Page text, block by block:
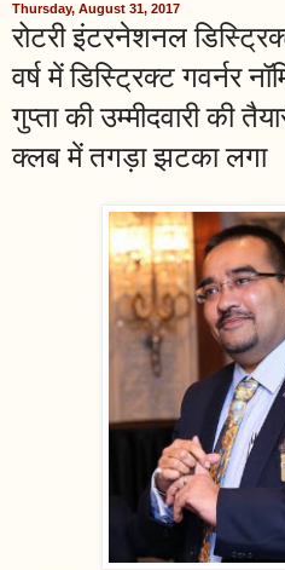
Thursday, August 31, 2017
रोटरी इंटरनेशनल
वर्ष में डिस्ट्रिक्ट गवर्नर
गुप्ता की उम्मीदवारी की
क्लब में तगड़ा झटका लगा